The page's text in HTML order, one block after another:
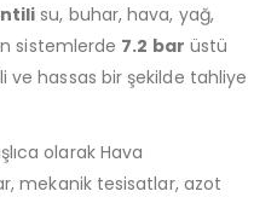
su, buhar, hava, yağ,
sistemlerde 7.2 bar üstü
ve hassas bir şekilde tahliye
olarak Hava
mekanik tesisatlar, azot